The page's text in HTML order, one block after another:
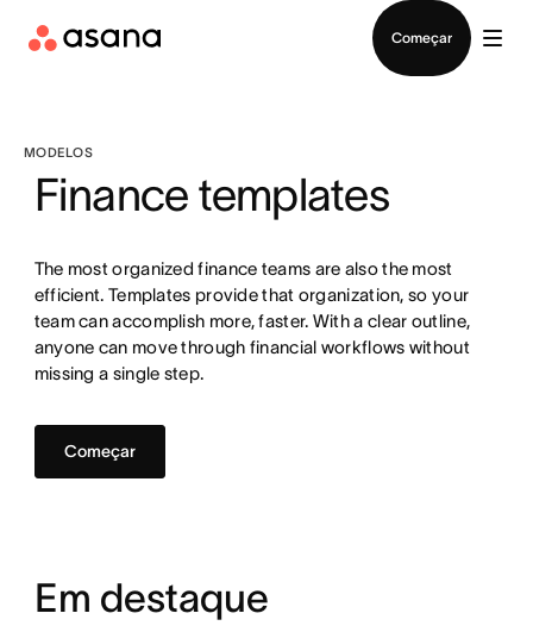
Começar
MODELOS
Finance templates
The most organized finance teams are also the most
efficient. Templates provide that organization, so your
team can accomplish more, faster. With a clear outline,
anyone can move through financial workflows without
missing a single step.
Começar
Em destaque